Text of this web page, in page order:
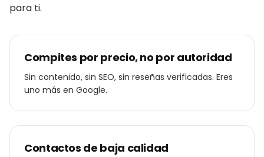
para ti.
Compites por precio, no por autoridad
Sin contenido, sin SEO, sin reseñas verificadas. Eres
uno más en Google.
Contactos de baja calidad